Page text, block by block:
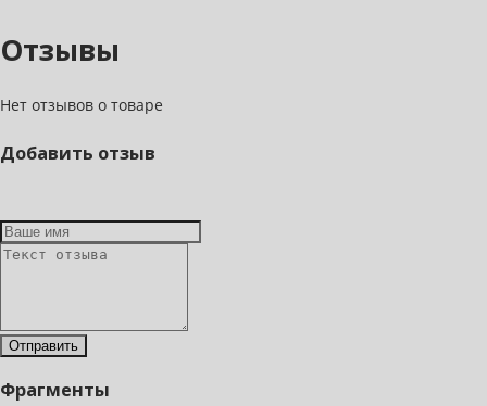
Отзывы
Нет отзывов о товаре
Добавить отзыв
Фрагменты